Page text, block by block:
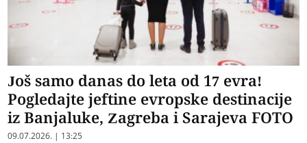
Još samo danas do leta od 17 evra!
Pogledajte jeftine evropske destinacije
iz Banjaluke, Zagreba i Sarajeva FOTO
09.07.2026. | 13:25